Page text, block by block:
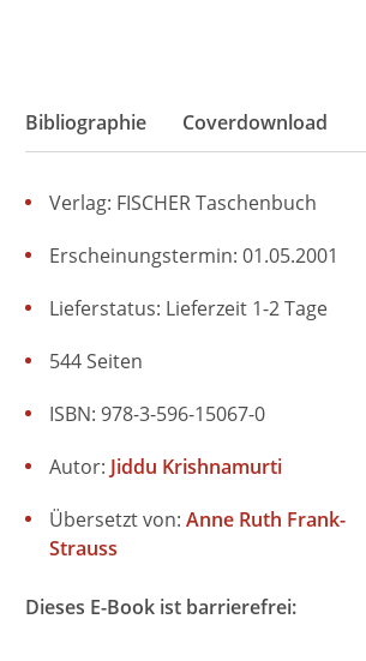
Bibliographie Coverdownload
Verlag: FISCHER Taschenbuch
Übersetzt von: Anne Ruth Frank-
Strauss
Erscheinungstermin: 01.05.2001
Lieferstatus: Lieferzeit 1-2 Tage
ISBN: 978-3-596-15067-0
544 Seiten
Autor: Jiddu Krishnamurti
Dieses E-Book ist barrierefrei: